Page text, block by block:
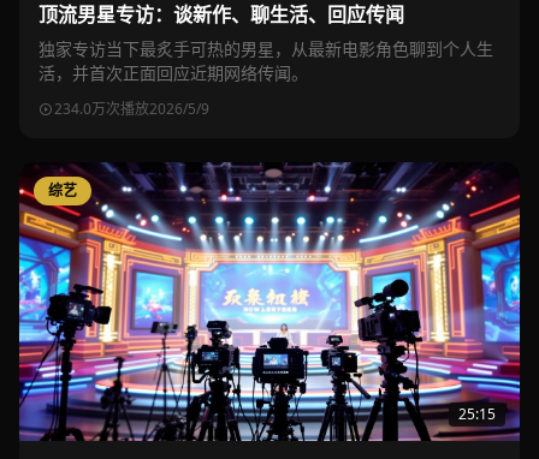
顶流男星专访：谈新作、聊生活、回应传闻
独家专访当下最炙手可热的男星，从最新电影角色聊到个人生
活，并首次正面回应近期网络传闻。
234.0万次播放2026/5/9
25:15
综艺